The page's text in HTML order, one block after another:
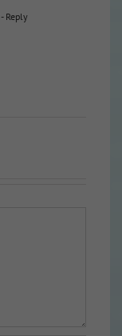
- Reply